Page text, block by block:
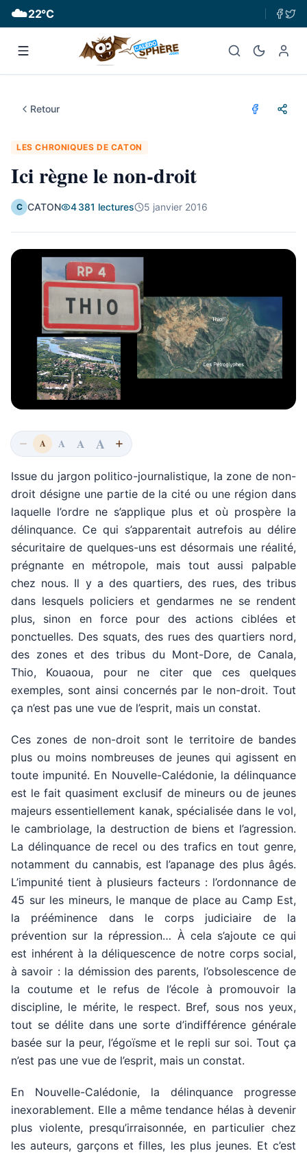
☁️22°C
Retour
LES CHRONIQUES DE CATON
Ici règne le non-droit
C CATON 4 381 lectures 5 janvier 2016
A A A A
Issue du jargon politico-journalistique, la zone de non-
droit désigne une partie de la cité ou une région dans
laquelle l’ordre ne s’applique plus et où prospère la
délinquance. Ce qui s’apparentait autrefois au délire
sécuritaire de quelques-uns est désormais une réalité,
prégnante en métropole, mais tout aussi palpable
chez nous. Il y a des quartiers, des rues, des tribus
dans lesquels policiers et gendarmes ne se rendent
plus, sinon en force pour des actions ciblées et
ponctuelles. Des squats, des rues des quartiers nord,
des zones et des tribus du Mont-Dore, de Canala,
Thio, Kouaoua, pour ne citer que ces quelques
exemples, sont ainsi concernés par le non-droit. Tout
ça n’est pas une vue de l’esprit, mais un constat.
Ces zones de non-droit sont le territoire de bandes
plus ou moins nombreuses de jeunes qui agissent en
toute impunité. En Nouvelle-Calédonie, la délinquance
est le fait quasiment exclusif de mineurs ou de jeunes
majeurs essentiellement kanak, spécialisée dans le vol,
le cambriolage, la destruction de biens et l’agression.
La délinquance de recel ou des trafics en tout genre,
notamment du cannabis, est l’apanage des plus âgés.
L’impunité tient à plusieurs facteurs : l’ordonnance de
45 sur les mineurs, le manque de place au Camp Est,
la prééminence dans le corps judiciaire de la
prévention sur la répression… À cela s’ajoute ce qui
est inhérent à la déliquescence de notre corps social,
à savoir : la démission des parents, l’obsolescence de
la coutume et le refus de l’école à promouvoir la
discipline, le mérite, le respect. Bref, sous nos yeux,
tout se délite dans une sorte d’indifférence générale
basée sur la peur, l’égoïsme et le repli sur soi. Tout ça
n’est pas une vue de l’esprit, mais un constat.
En Nouvelle-Calédonie, la délinquance progresse
inexorablement. Elle a même tendance hélas à devenir
plus violente, presqu’irraisonnée, en particulier chez
les auteurs, garçons et filles, les plus jeunes. Et c’est